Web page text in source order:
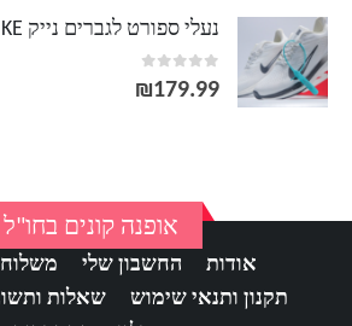
נעלי ספורט לגברים נייק NIKE
0
out of 5
₪179.99
אופנה קונים בחו"ל
אודות החשבון שלי
תקנון ותנאי שימוש
שאלות